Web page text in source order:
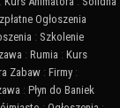
Ogłoszenia
: Szkolenie
: Rumia : Kurs
Zabaw : Firmy :
: Płyn do Baniek